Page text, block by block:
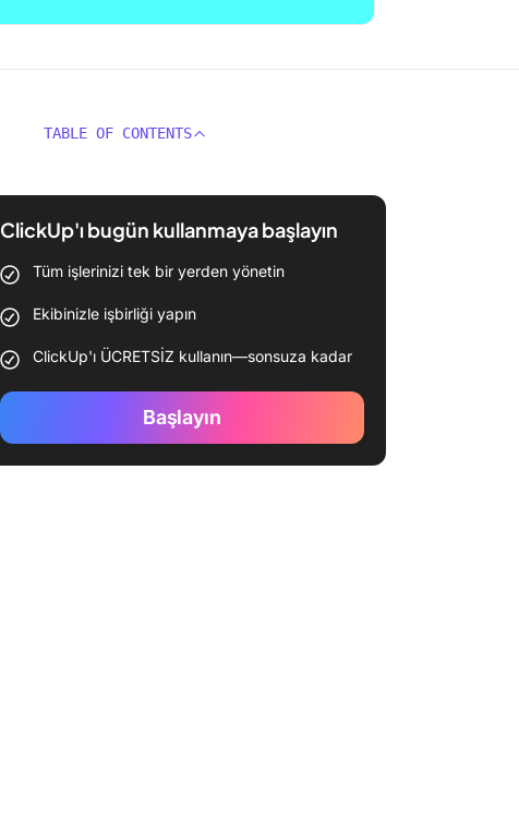
TABLE OF CONTENTS
ClickUp'ı bugün kullanmaya başlayın
Tüm işlerinizi tek bir yerden yönetin
Ekibinizle işbirliği yapın
ClickUp'ı ÜCRETSİZ kullanın—sonsuza kadar
Başlayın